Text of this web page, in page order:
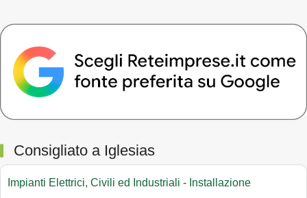
Consigliato a Iglesias
Impianti Elettrici, Civili ed Industriali - Installazione